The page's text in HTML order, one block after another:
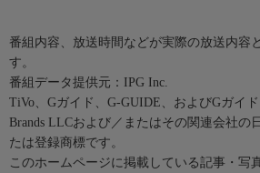
番組内容、放送時間などが実際の放送内容
す。
番組データ提供元：IPG Inc.
TiVo、Gガイド、G-GUIDE、およびGガイ
Brands LLCおよび／またはその関連会社の
たは登録商標です。
このホームページに掲載している記事・写